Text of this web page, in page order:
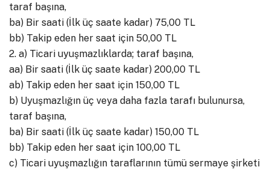
taraf başına,
ba) Bir saati (İlk üç saate kadar) 75,00 TL
bb) Takip eden her saat için 50,00 TL
2. a) Ticari uyuşmazlıklarda; taraf başına,
aa) Bir saati (İlk üç saate kadar) 200,00 TL
ab) Takip eden her saat için 150,00 TL
b) Uyuşmazlığın üç veya daha fazla tarafı bulunursa,
taraf başına,
ba) Bir saati (İlk üç saate kadar) 150,00 TL
bb) Takip eden her saat için 100,00 TL
c) Ticari uyuşmazlığın taraflarının tümü sermaye şirketi